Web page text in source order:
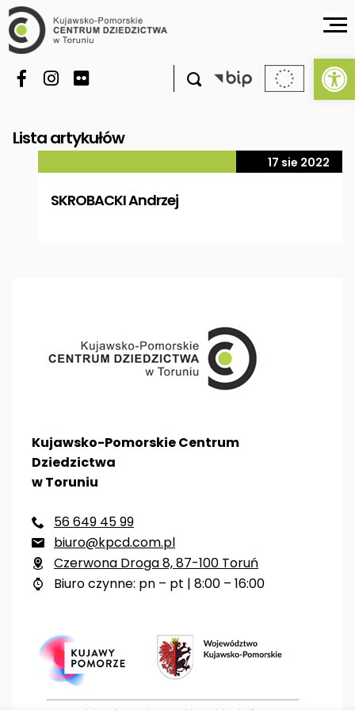

Lista artykułów
17 sie 2022
SKROBACKI Andrzej
Kujawsko-Pomorskie Centrum
Dziedzictwa
w Toruniu
 56 649 45 99
 biuro@kpcd.com.pl
 Czerwona Droga 8, 87-100 Toruń
 Biuro czynne: pn – pt | 8:00 – 16:00